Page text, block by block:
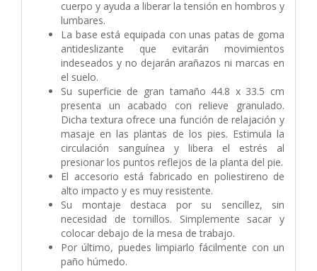
cuerpo y ayuda a liberar la tensión en hombros y
lumbares.
La base está equipada con unas patas de goma
antideslizante que evitarán movimientos
indeseados y no dejarán arañazos ni marcas en
el suelo.
Su superficie de gran tamaño 44.8 x 33.5 cm
presenta un acabado con relieve granulado.
Dicha textura ofrece una función de relajación y
masaje en las plantas de los pies. Estimula la
circulación sanguínea y libera el estrés al
presionar los puntos reflejos de la planta del pie.
El accesorio está fabricado en poliestireno de
alto impacto y es muy resistente.
Su montaje destaca por su sencillez, sin
necesidad de tornillos. Simplemente sacar y
colocar debajo de la mesa de trabajo.
Por último, puedes limpiarlo fácilmente con un
paño húmedo.